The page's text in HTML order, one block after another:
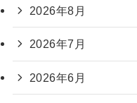
2026年8月
2026年7月
2026年6月